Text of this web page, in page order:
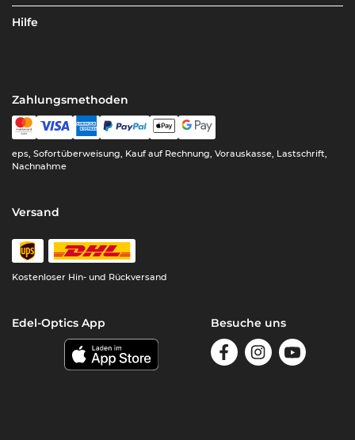
Hilfe
Zahlungsmethoden
eps, Sofortüberweisung, Kauf auf Rechnung, Vorauskasse, Lastschrift,
Nachnahme
Versand
Kostenloser Hin- und Rückversand
Edel-Optics App Besuche uns